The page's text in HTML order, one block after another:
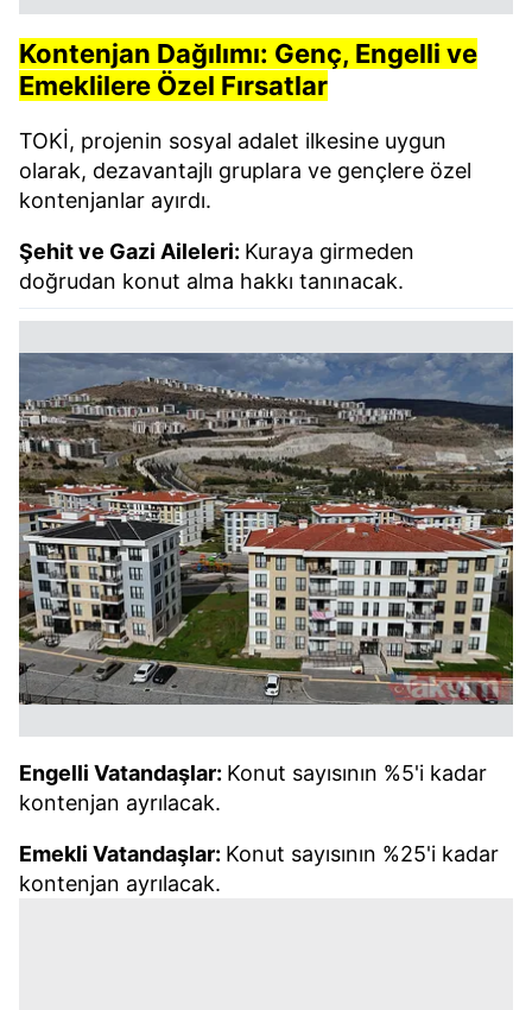
Kontenjan Dağılımı: Genç, Engelli ve
Emeklilere Özel Fırsatlar
TOKİ, projenin sosyal adalet ilkesine uygun
olarak, dezavantajlı gruplara ve gençlere özel
kontenjanlar ayırdı.
Şehit ve Gazi Aileleri: Kuraya girmeden
doğrudan konut alma hakkı tanınacak.
Engelli Vatandaşlar: Konut sayısının %5'i kadar
kontenjan ayrılacak.
Emekli Vatandaşlar: Konut sayısının %25'i kadar
kontenjan ayrılacak.